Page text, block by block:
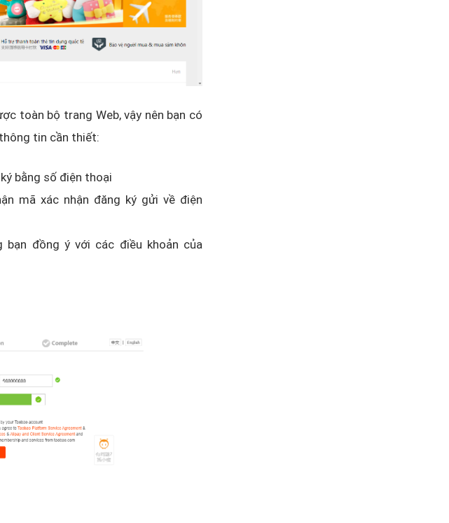
toàn bộ trang Web, vậy nên bạn có
tin cần thiết:
bằng số điện thoại
mã xác nhận đăng ký gửi về điện
đồng ý với các điều khoản của